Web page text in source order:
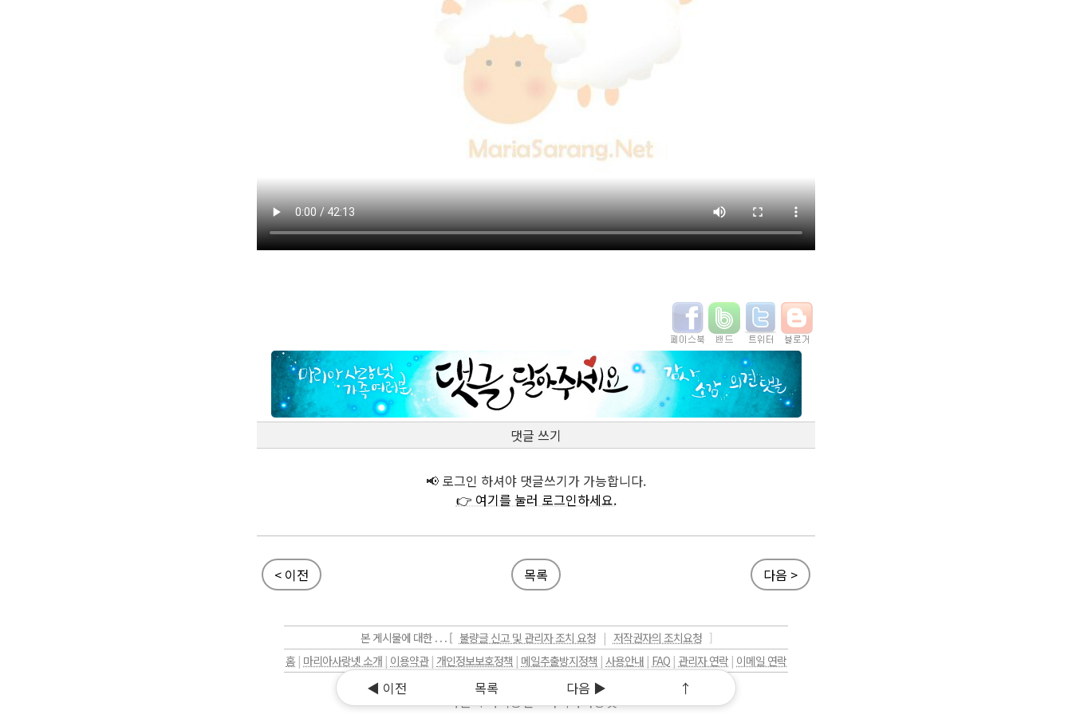
댓글 쓰기
📢 로그인 하셔야 댓글쓰기가 가능합니다.
👉 여기를 눌러 로그인하세요.
< 이전 목록 다음 >
본 게시물에 대한 . . . [ 불량글 신고 및 관리자 조치 요청 | 저작권자의 조치요청 ]
홈 | 마리아사랑넷 소개 | 이용약관 | 개인정보보호정책 | 메일추출방지정책 | 사용안내 | FAQ | 관리자 연락 | 이메일 연락
Copyright (c) 2000~2026 mariasarang.net, All rights reserved.
가톨릭 가족공간 - 마리아사랑넷 -
◀ 이전 목록 다음 ▶ ↑